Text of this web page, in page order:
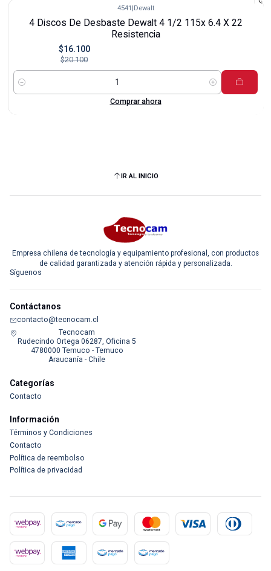
4541 Dewalt
4 Discos De Desbaste Dewalt 4 1/2 115x 6.4 X 22
Resistencia
$16.100
$20.100
Cantidad
Comprar ahora
IR AL INICIO
Empresa chilena de tecnología y equipamiento profesional, con productos
de calidad garantizada y atención rápida y personalizada.
Síguenos
Contáctanos
contacto@tecnocam.cl
Tecnocam
Rudecindo Ortega 06287, Oficina 5
4780000 Temuco - Temuco
Araucanía - Chile
Categorías
Contacto
Información
Términos y Condiciones
Contacto
Política de reembolso
Política de privacidad